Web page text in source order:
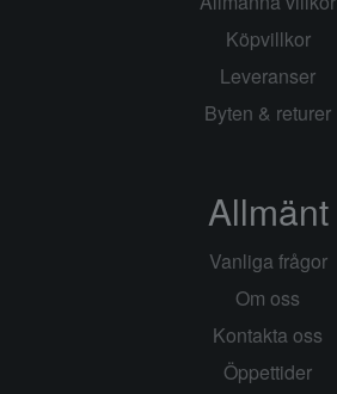
Köpvillkor
Leveranser
Byten & returer
Allmänt
Vanliga frågor
Om oss
Kontakta oss
Öppettider